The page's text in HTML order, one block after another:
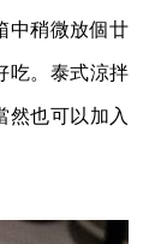
中稍微放個廿
吃。泰式涼拌
然也可以加入